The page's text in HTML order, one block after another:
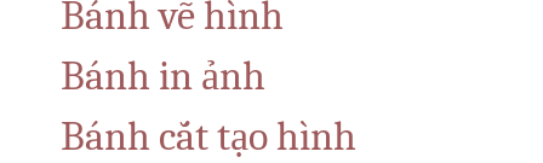
Bánh vẽ hình
Bánh in ảnh
Bánh cắt tạo hình